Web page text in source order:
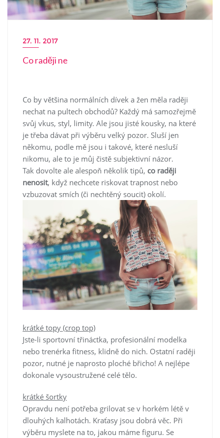
27. 11. 2017
Co raději ne
Co by většina normálních dívek a žen měla raději
nechat na pultech obchodů? Každý má samozřejmě
svůj vkus, styl, limity. Ale jsou jisté kousky, na které
je třeba dávat při výběru velký pozor. Sluší jen
někomu, podle mě jsou i takové, které nesluší
nikomu, ale to je můj čistě subjektivní názor.
Tak dovolte ale alespoň několik tipů, co raději
nenosit, když nechcete riskovat trapnost nebo
vzbuzovat smích (či nechtěný soucit) okolí.
krátké topy (crop top)
Jste-li sportovní třináctka, profesionální modelka
nebo trenérka fitness, klidně do nich. Ostatní raději
pozor, nutné je naprosto ploché břicho! A nejlépe
dokonale vysoustružené celé tělo.
krátké šortky
Opravdu není potřeba grilovat se v horkém létě v
dlouhých kalhotách. Kraťasy jsou dobrá věc. Při
výběru myslete na to, jakou máme figuru. Se